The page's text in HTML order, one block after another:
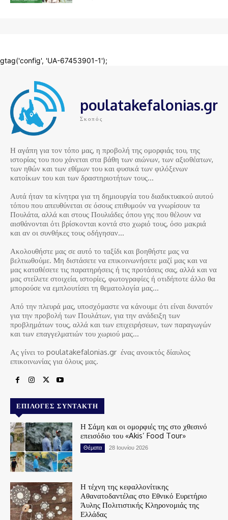
poulatakefalonias.gr
Σκοπός
Η αγάπη για τον τόπο μας, η προβολή της ομορφιάς του, της
ιστορίας του που χάνεται στα βάθη των αιώνων, των αξιοθέατων,
των ηθών και των εθίμων του και φυσικά των φιλόξενων
κατοίκων του και των δραστηριοτήτων τους…
Αυτά ήταν τα κίνητρα για τη δημιουργία του διαδικτυακού αυτού
τόπου που απευθύνεται σε όσους επιθυμούν να γνωρίσουν τα
Πουλάτα, αλλά και στους Πουλιάδες όπου γης που θέλουν να
αισθάνονται ότι βρίσκονται κοντά στο χωριό τους, όσο μακριά
και αν οι συνθήκες τους οδήγησαν…
Ακολουθήστε μας σε αυτό το ταξίδι και βοηθήστε μας να
βελτιωθούμε. Μη διστάσετε να επικοινωνήσετε μαζί μας και να
μας καταθέσετε τις παρατηρήσεις ή τις προτάσεις σας, αλλά και να
μας στείλετε στοιχεία, ιστορίες, φωτογραφίες ή οτιδήποτε άλλο θα
μπορούσε να εμπλουτίσει τη θεματολογία μας…
Από την πλευρά μας, υποσχόμαστε να κάνουμε ότι είναι δυνατόν
για την προβολή των Πουλάτων, για την ανάδειξη των
προβλημάτων τους, αλλά και των επιχειρήσεων, των παραγωγών
και των επαγγελματιών του χωριού μας…
Ας γίνει το poulatakefalonias.gr ένας ανοικτός δίαυλος
επικοινωνίας για όλους μας.
ΕΠΙΛΟΓΈΣ ΣΥΝΤΆΚΤΗ
Η Σάμη και οι ομορφιές της στο χθεσινό
επεισόδιο του «Akis’ Food Tour»
Θέματα 28 Ιουνίου 2026
Η τέχνη της κεφαλλονίτικης
Αθανατοδαντέλας στο Εθνικό Ευρετήριο
Άυλης Πολιτιστικής Κληρονομιάς της
Ελλάδας